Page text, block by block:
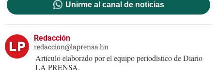
Unirme al canal de noticias
Redacción
redaccion@laprensa.hn
Artículo elaborado por el equipo periodístico de Diario
LA PRENSA.